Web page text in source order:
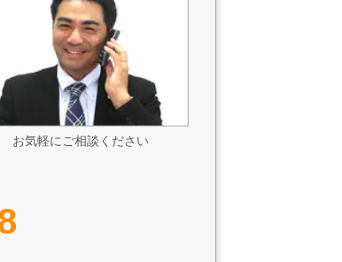
お気軽にご相談ください